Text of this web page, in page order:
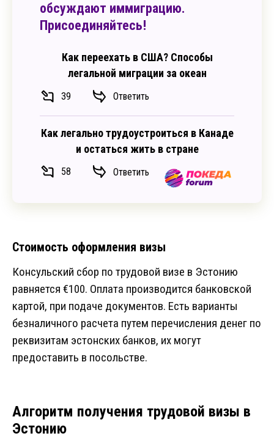
обсуждают иммиграцию.
Присоединяйтесь!
Как переехать в США? Способы
легальной миграции за океан
39 Ответить
Как легально трудоустроиться в Канаде
и остаться жить в стране
58 Ответить
Стоимость оформления визы
Консульский сбор по трудовой визе в Эстонию
равняется €100. Оплата производится банковской
картой, при подаче документов. Есть варианты
безналичного расчета путем перечисления денег по
реквизитам эстонских банков, их могут
предоставить в посольстве.
Алгоритм получения трудовой визы в
Эстонию